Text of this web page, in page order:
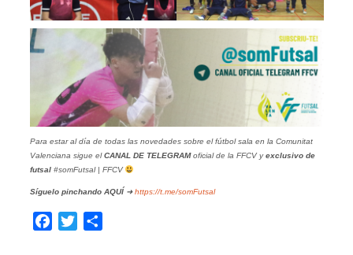
Para estar al día de todas las novedades sobre el fútbol sala en la Comunitat
Valenciana sigue elCANAL DE TELEGRAMoficial de la FFCV yexclusivo de
futsal#somFutsal | FFCV
Síguelo pinchando AQUÍ➜https://t.me/somFutsal
Facebook
Twitter